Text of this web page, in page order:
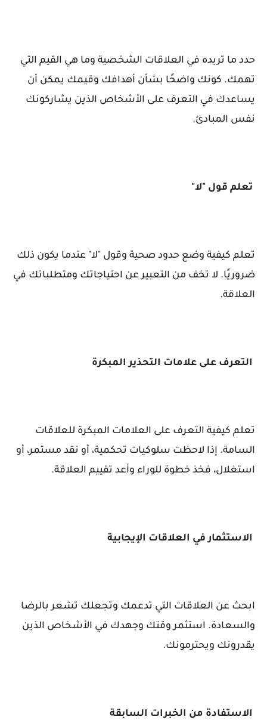
حدد ما تريده في العلاقات الشخصية وما هي القيم التي
تهمك. كونك واضحًا بشأن أهدافك وقيمك يمكن أن
يساعدك في التعرف على الأشخاص الذين يشاركونك
نفس المبادئ.
تعلم قول "لا"
تعلم كيفية وضع حدود صحية وقول "لا" عندما يكون ذلك
ضروريًا. لا تخف من التعبير عن احتياجاتك ومتطلباتك في
العلاقة.
التعرف على علامات التحذير المبكرة
تعلم كيفية التعرف على العلامات المبكرة للعلاقات
السامة. إذا لاحظت سلوكيات تحكمية، أو نقد مستمر، أو
استغلال، فخذ خطوة للوراء وأعد تقييم العلاقة.
الاستثمار في العلاقات الإيجابية
ابحث عن العلاقات التي تدعمك وتجعلك تشعر بالرضا
والسعادة. استثمر وقتك وجهدك في الأشخاص الذين
يقدرونك ويحترمونك.
الاستفادة من الخبرات السابقة